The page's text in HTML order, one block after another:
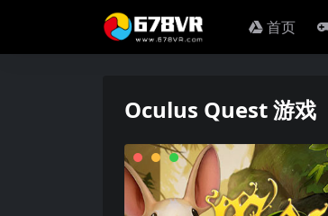
首页
Oculus Quest 游戏